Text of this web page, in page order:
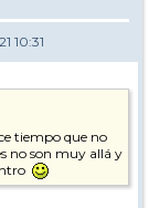
10:31
tiempo que no
no son muy allá y